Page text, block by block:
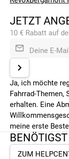
JETZT
10 € Rabatt auf
Deine E-
Ja, ich möchte
Fahrrad-Themen,
erhalten. Eine
meine erste
ZUM